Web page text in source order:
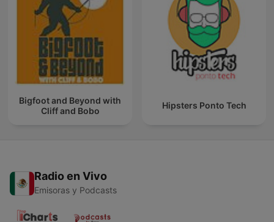
Bigfoot and Beyond with
Cliff and Bobo
Hipsters Ponto Tech
Radio en Vivo
Emisoras y Podcasts